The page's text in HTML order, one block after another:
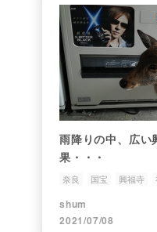
雨降りの中、広い
果・・・
奈良 国宝 興福寺
shum
2021/07/08